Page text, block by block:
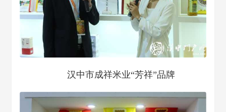
汉中市成祥米业“芳祥”品牌